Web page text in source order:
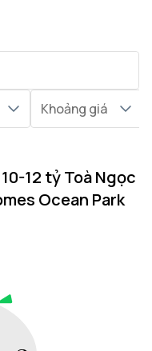
Khoảng giá
12 tỷ Toà Ngọc
Ocean Park